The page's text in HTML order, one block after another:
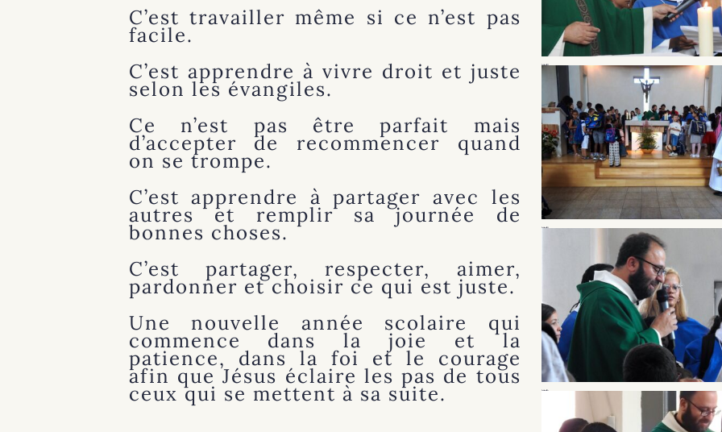
C’est travailler même si ce n’est pas
facile.
C’est apprendre à vivre droit et juste
selon les évangiles.
Ce n’est pas être parfait mais
d’accepter de recommencer quand
on se trompe.
C’est apprendre à partager avec les
autres et remplir sa journée de
bonnes choses.
C’est partager, respecter, aimer,
pardonner et choisir ce qui est juste.
Une nouvelle année scolaire qui
commence dans la joie et la
patience, dans la foi et le courage
afin que Jésus éclaire les pas de tous
ceux qui se mettent à sa suite.